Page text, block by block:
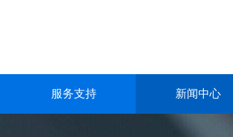
服务支持 新闻中心